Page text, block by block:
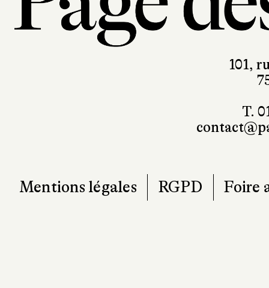
101,
T.
Mentions légales RGPD Foire